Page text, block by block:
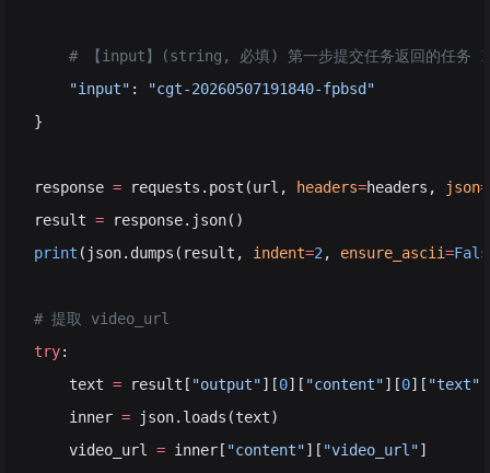
# 【input】(string, 必填) 第一步提交任务返回的任务
    "input"
:
"cgt-20260507191840-fpbsd"
}
response = requests.post(url, headers=headers, json=
result = response.json()
print (json.dumps(result, indent=2 , ensure_ascii=
# 提取 video_url
try:
    text
= result[ "output"][0][ "content"][0][ "text"
    inner
= json.loads(text)
    video_url
= inner[ "content"][ "video_url"]